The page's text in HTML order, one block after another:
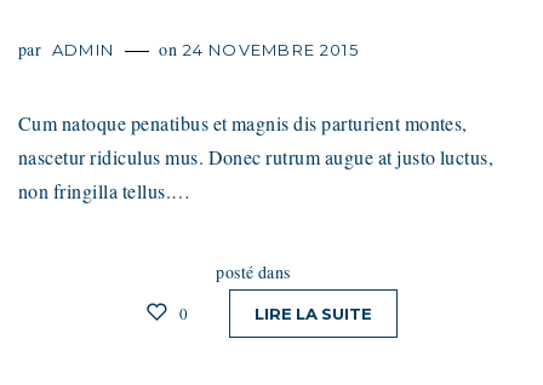
par ADMIN on 24 NOVEMBRE 2015
Cum natoque penatibus et magnis dis parturient montes,
nascetur ridiculus mus. Donec rutrum augue at justo luctus,
non fringilla tellus.…
posté dans
0 LIRE LA SUITE